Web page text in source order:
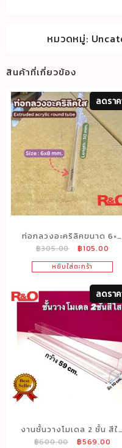
ที่
ขอ
งอะค
ลิค
ขนาด
30x19x15
cm.
ชิ้น
หมวดหมู่:
สินค้าที่เกี่ยวข้อง
ลดรา
ท่อกลวงอะคริลิคขนาด 6×8
mm. ยาว 50 cm.
฿305.00
Original
price
was:
฿305.00.
฿105.00
price
is:
฿
หยิบใส่ตะกร้า
ลดรา
งานชั้นวางโมเดล 2 ชั้น สีใส
ยาว 59x10x8.5 cm.
฿600.00
Original
฿569.00